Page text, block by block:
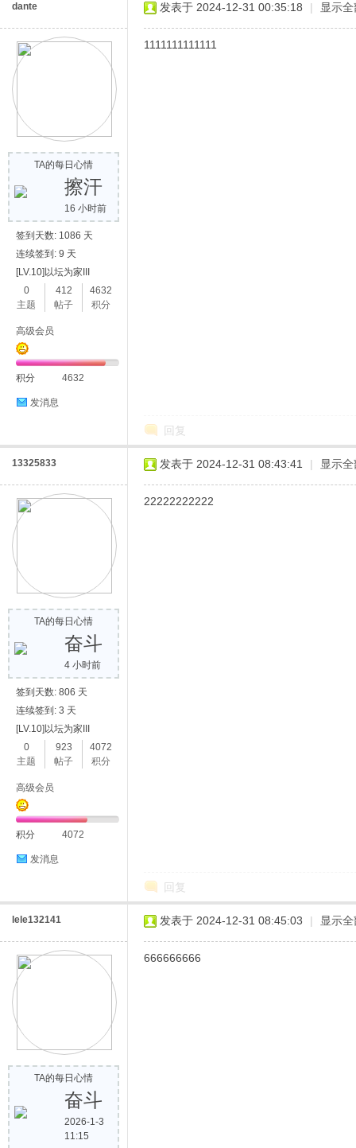
dante
TA的每日心情
擦汗
16 小时前
签到天数: 1086 天
连续签到: 9 天
[LV.10]以坛为家III
0
主题
412
帖子
4632
积分
高级会员
积分 4632
发消息
发表于 2024-12-31 00:35:18 | 显示
1111111111111
回复
13325833
TA的每日心情
奋斗
4 小时前
签到天数: 806 天
连续签到: 3 天
[LV.10]以坛为家III
0
主题
923
帖子
4072
积分
高级会员
积分 4072
发消息
发表于 2024-12-31 08:43:41 | 显示
22222222222
回复
lele132141
TA的每日心情
奋斗
2026-1-3
11:15
发表于 2024-12-31 08:45:03 | 显示
666666666